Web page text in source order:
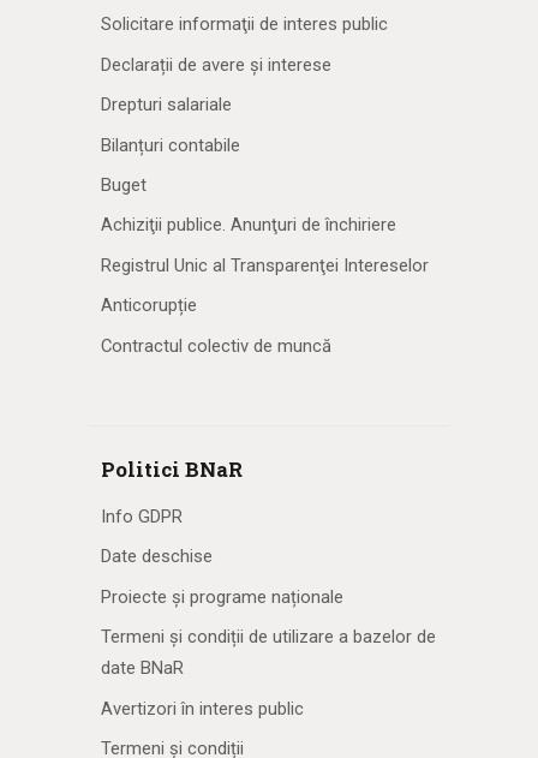
Solicitare informaţii de interes public
Declarații de avere și interese
Drepturi salariale
Bilanțuri contabile
Buget
Achiziţii publice. Anunţuri de închiriere
Registrul Unic al Transparenţei Intereselor
Anticorupție
Contractul colectiv de muncă
Politici BNaR
Info GDPR
Date deschise
Proiecte și programe naționale
Termeni și condiții de utilizare a bazelor de
date BNaR
Avertizori în interes public
Termeni și condiții